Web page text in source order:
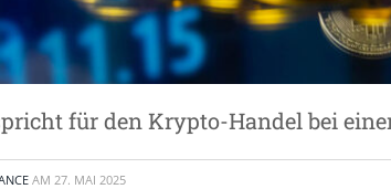
für den Krypto-Handel bei
AM 27. MAI 2025